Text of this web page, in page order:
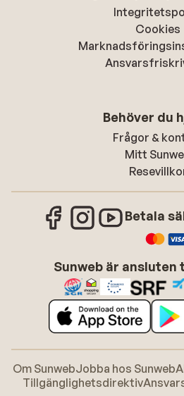
Cookies
Behöver du
Frågor &
Mitt
Betala
Sunweb är ansluten
Om SunwebJobba hos Sunweb
Tillgänglighetsdirektiv